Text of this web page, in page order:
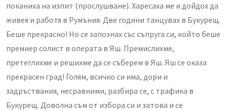
поканиха на изпит (прослушване). Харесаха ме и дойдох да
живея и работя в Румъния. Две години танцувах в Букурещ.
Беше прекрасно! Но се запознах със съпруга си, който беше
премиер солист в операта в Яш. Премислихме,
претеглихме и решихме да се съберем в Яш. Яш се оказа
прекрасен град! Голям, всичко си има, дори и
задръствания, несравними, разбира се, с трафика в
Букурещ. Доволна съм от избора си и затова и се